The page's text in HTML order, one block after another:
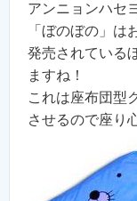
アンニョンハセ
「ぼのぼの」
発売されている
ますね！
これは座布団型
させるので座り